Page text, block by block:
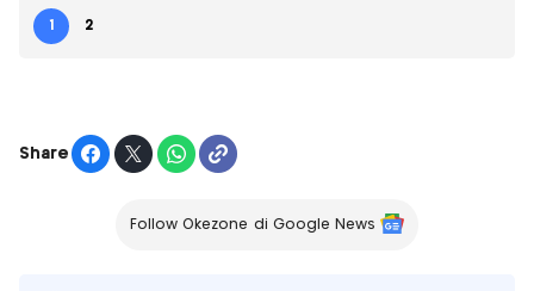
1 2
Share
Follow Okezone di Google News